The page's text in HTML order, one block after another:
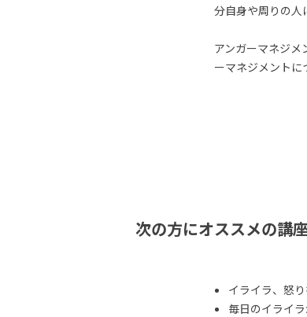
分自身や周りの人
アンガーマネジメ
ーマネジメントに
次の方にオススメの講
イライラ、怒
毎日のイライ